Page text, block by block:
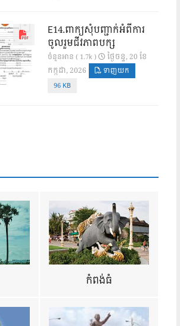
E14.ពាក្យសុំបញ្ជាក់អំពីការ
ចូលរួមជីវភាពបក្ស
ចំនួនអាន ( 1.7k )
ថ្ងៃ​ចន្ទ, 20 ខែ​
កក្កដា, 2026
ទាញយក
96 KB
កំពង់ធំ